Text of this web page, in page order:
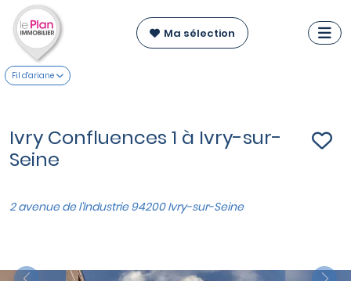
Ma sélection
Fil d'ariane
Ivry Confluences 1 à Ivry-sur-
Seine
2 avenue de l'Industrie 94200 Ivry-sur-Seine